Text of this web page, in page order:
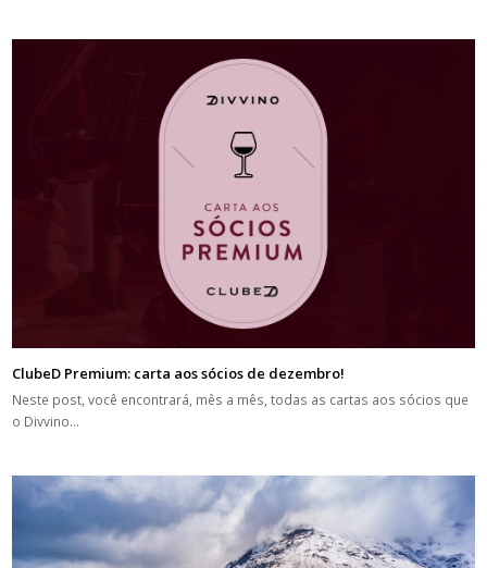
ClubeD Premium: carta aos sócios de dezembro!
Neste post, você encontrará, mês a mês, todas as cartas aos sócios que
o Divvino…